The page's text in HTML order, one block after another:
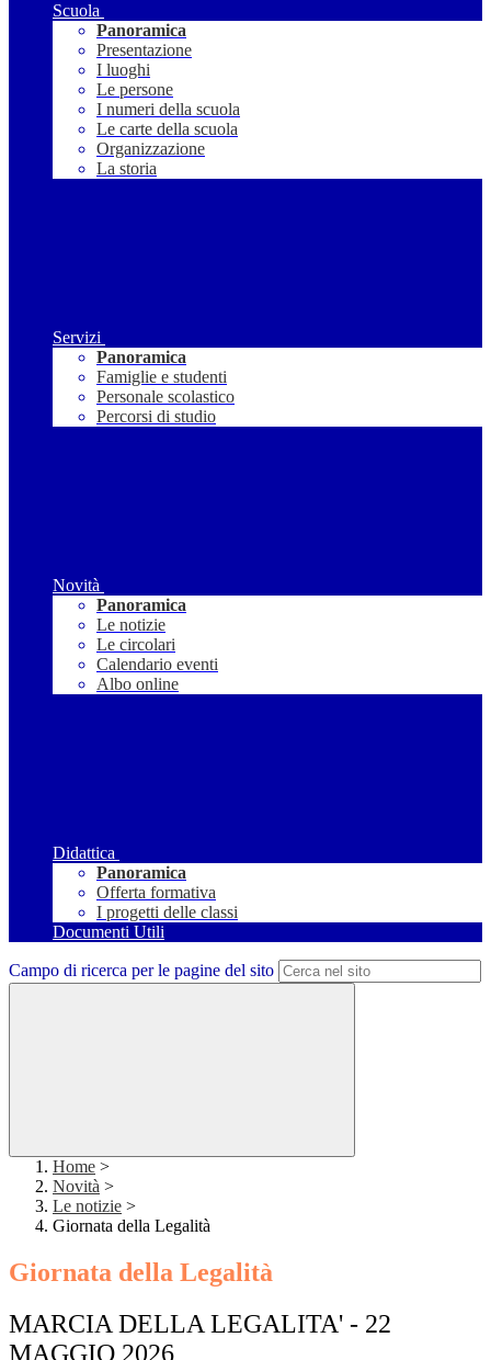
Scuola
Panoramica
Presentazione
I luoghi
Le persone
I numeri della scuola
Le carte della scuola
Organizzazione
La storia
Servizi
Panoramica
Famiglie e studenti
Personale scolastico
Percorsi di studio
Novità
Panoramica
Le notizie
Le circolari
Calendario eventi
Albo online
Didattica
Panoramica
Offerta formativa
I progetti delle classi
Documenti Utili
Campo di ricerca per le pagine del sito
Home >
Novità >
Le notizie >
Giornata della Legalità
Giornata della Legalità
MARCIA DELLA LEGALITA' - 22
MAGGIO 2026